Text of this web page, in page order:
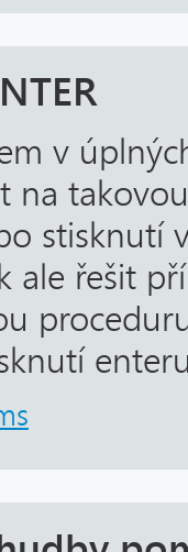
v
na
stisknutí
ale řešit